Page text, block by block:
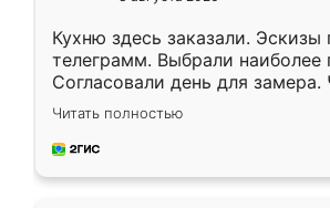
Кухню здесь заказали. Эскизы
телеграмм. Выбрали
Согласовали день для замера.
недели кухня была уже готова.
довольны работой. Спасибо
мебель за качественную работу!
Читать полностью